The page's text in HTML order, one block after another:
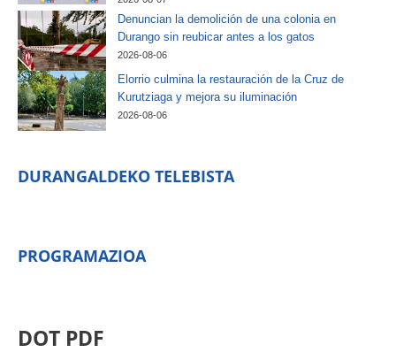
Denuncian la demolición de una colonia en
Durango sin reubicar antes a los gatos
2026-08-06
Elorrio culmina la restauración de la Cruz de
Kurutziaga y mejora su iluminación
2026-08-06
DURANGALDEKO TELEBISTA
PROGRAMAZIOA
DOT PDF